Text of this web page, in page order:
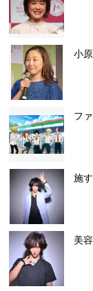
小
フ
施
美